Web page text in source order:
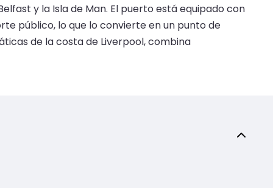
y la Isla de Man. El puerto está equipado con
público, lo que lo convierte en un punto de
de la costa de Liverpool, combina